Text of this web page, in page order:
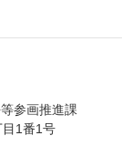
参画推進課
1番1号